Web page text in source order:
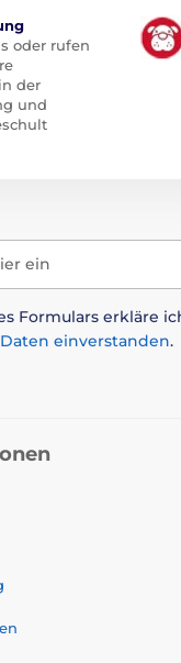
oder rufen
der
und
ein
Formulars erkläre
einverstanden.